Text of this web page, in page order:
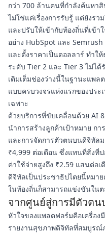
กว่า 700 ล้านคนที่กำลังค้นหา
ไม่ใช่แค่เรื่องการรับรู้ แต่ยังรว
และปรับให้เข้ากับท้องถิ่นที่เข้
อย่าง HubSpot และ
และตั้งราคาเป็นดอลลาร์ ทำใ
ระดับ Tier 2 และ Tier 3 ไม่ได้
เติมเต็มช่องว่างนี้ในฐานะแพล
แบบครบวงจรแห่งแรกของประ
เฉพาะ
ด้วยบริการที่ขับเคลื่อนด้วย AI
นำการสร้างลูกค้าเป้าหมาย กา
และการจัดการตัวตนบนดิจิทัล
₹4,999 ต่อเดือน ซึ่งแทนที่สิ่งที่
ค่าใช้จ่ายสูงถึง ₹2.59 แสนต่อเ
ดิจิทัลเป็นประชาธิปไตยนี้หมา
ในท้องถิ่นก็สามารถแข่งขันใน
จากศูนย์สู่การมีตัวต
หัวใจของแพลตฟอร์มคือเครื่อง
รายงานสุขภาพดิจิทัลที่สมบูรณ์